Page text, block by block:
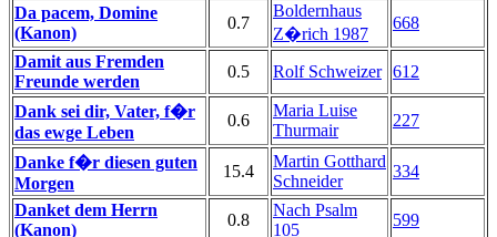
Da pacem, Domine
(Kanon)
0.7
Boldernhaus
Z�rich 1987
668
Damit aus Fremden
Freunde werden
0.5 Rolf Schweizer 612
Dank sei dir, Vater, f�r
das ewge Leben
0.6
Maria Luise
Thurmair
227
Danke f�r diesen guten
Morgen
15.4
Martin Gotthard
Schneider
334
Danket dem Herrn
(Kanon)
0.8
Nach Psalm
105
599